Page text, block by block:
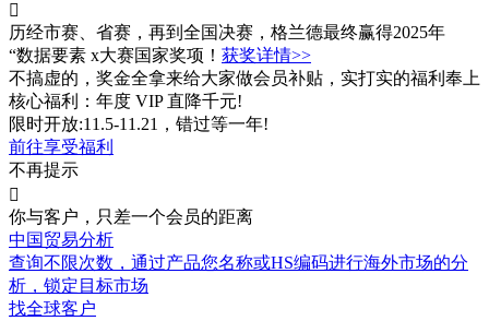

历经市赛、省赛，再到全国决赛，格兰德最终赢得2025年
“数据要素 x大赛国家奖项！ 获奖详情>>
不搞虚的，奖金全拿来给大家做会员补贴，实打实的福利奉上
核心福利：年度 VIP 直降千元!
限时开放:11.5-11.21，错过等一年!
前往享受福利
不再提示

你与客户，只差一个会员的距离
中国贸易分析
查询不限次数 ，通过产品您名称或HS编码进行海外市场的分
析，锁定目标市场
找全球客户